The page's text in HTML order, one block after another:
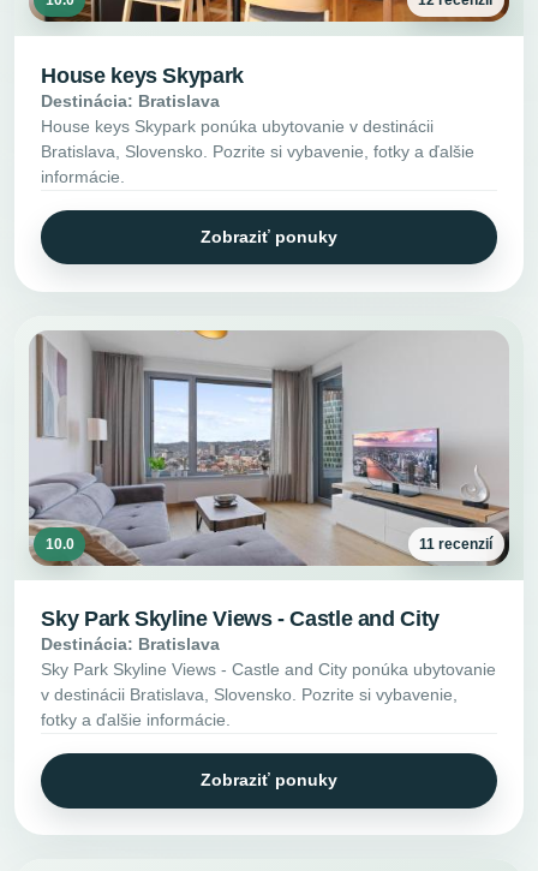
House keys Skypark
Destinácia: Bratislava
House keys Skypark ponúka ubytovanie v destinácii
Bratislava, Slovensko. Pozrite si vybavenie, fotky a ďalšie
informácie.
Zobraziť ponuky
10.0 11 recenzií
Sky Park Skyline Views - Castle and City
Destinácia: Bratislava
Sky Park Skyline Views - Castle and City ponúka ubytovanie
v destinácii Bratislava, Slovensko. Pozrite si vybavenie,
fotky a ďalšie informácie.
Zobraziť ponuky